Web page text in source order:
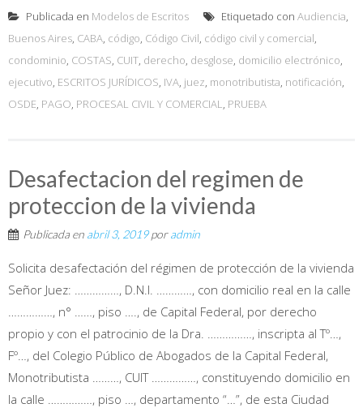
Publicada en Modelos de Escritos Etiquetado con Audiencia,
Buenos Aires, CABA, código, Código Civil, código civil y comercial,
condominio, COSTAS, CUIT, derecho, desglose, domicilio electrónico,
ejecutivo, ESCRITOS JURÍDICOS, IVA, juez, monotributista, notificación,
OSDE, PAGO, PROCESAL CIVIL Y COMERCIAL, PRUEBA
Desafectacion del regimen de
proteccion de la vivienda
Publicada en abril 3, 2019poradmin
Solicita desafectación del régimen de protección de la vivienda
Señor Juez: ……………, D.N.I. …………, con domicilio real en la calle
……………, n° ……, piso …., de Capital Federal, por derecho
propio y con el patrocinio de la Dra. ……………, inscripta al Tº…,
Fº…, del Colegio Público de Abogados de la Capital Federal,
Monotributista ………, CUIT ……………, constituyendo domicilio en
la calle ……………, piso …, departamento “…”, de esta Ciudad